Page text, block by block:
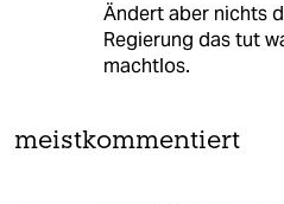
Ändert aber nichts
Regierung das tut
machtlos.
meistkommentiert